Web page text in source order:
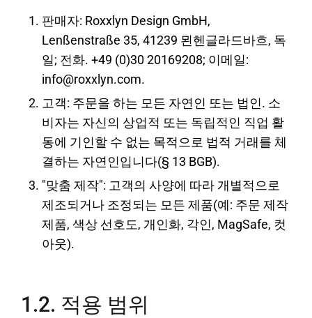
판매자: Roxxlyn Design GmbH,
Lenßenstraße 35, 41239 묀헨글라드바흐, 독
일; 전화. +49 (0)30 20169208; 이메일:
info@roxxlyn.com.
고객: 주문을 하는 모든 자연인 또는 법인. 소
비자는 자신의 상업적 또는 독립적인 직업 활
동에 기인할 수 없는 목적으로 법적 거래를 체
결하는 자연인입니다(§ 13 BGB).
"맞춤 제작": 고객의 사양에 따라 개별적으로
제조되거나 조정되는 모든 제품(예: 주문 제작
제품, 색상 선호도, 개인화, 각인, MagSafe, 컷
아웃).
1.2. 적용 범위